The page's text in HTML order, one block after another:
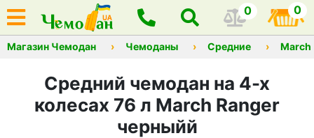
0 0
Магазин Чемодан Чемоданы Средние March
Средний чемодан на 4-х
колесах 76 л March Ranger
черныйй